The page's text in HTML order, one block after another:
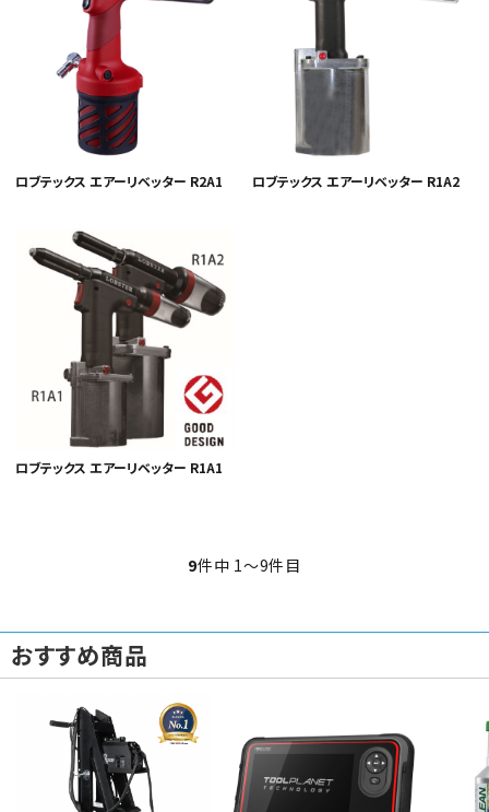
ロブテックス エアーリベッター R2A1 ロブテックス エアーリベッター R1A2
ロブテックス エアーリベッター R1A1
9件中 1〜9件目
おすすめ商品